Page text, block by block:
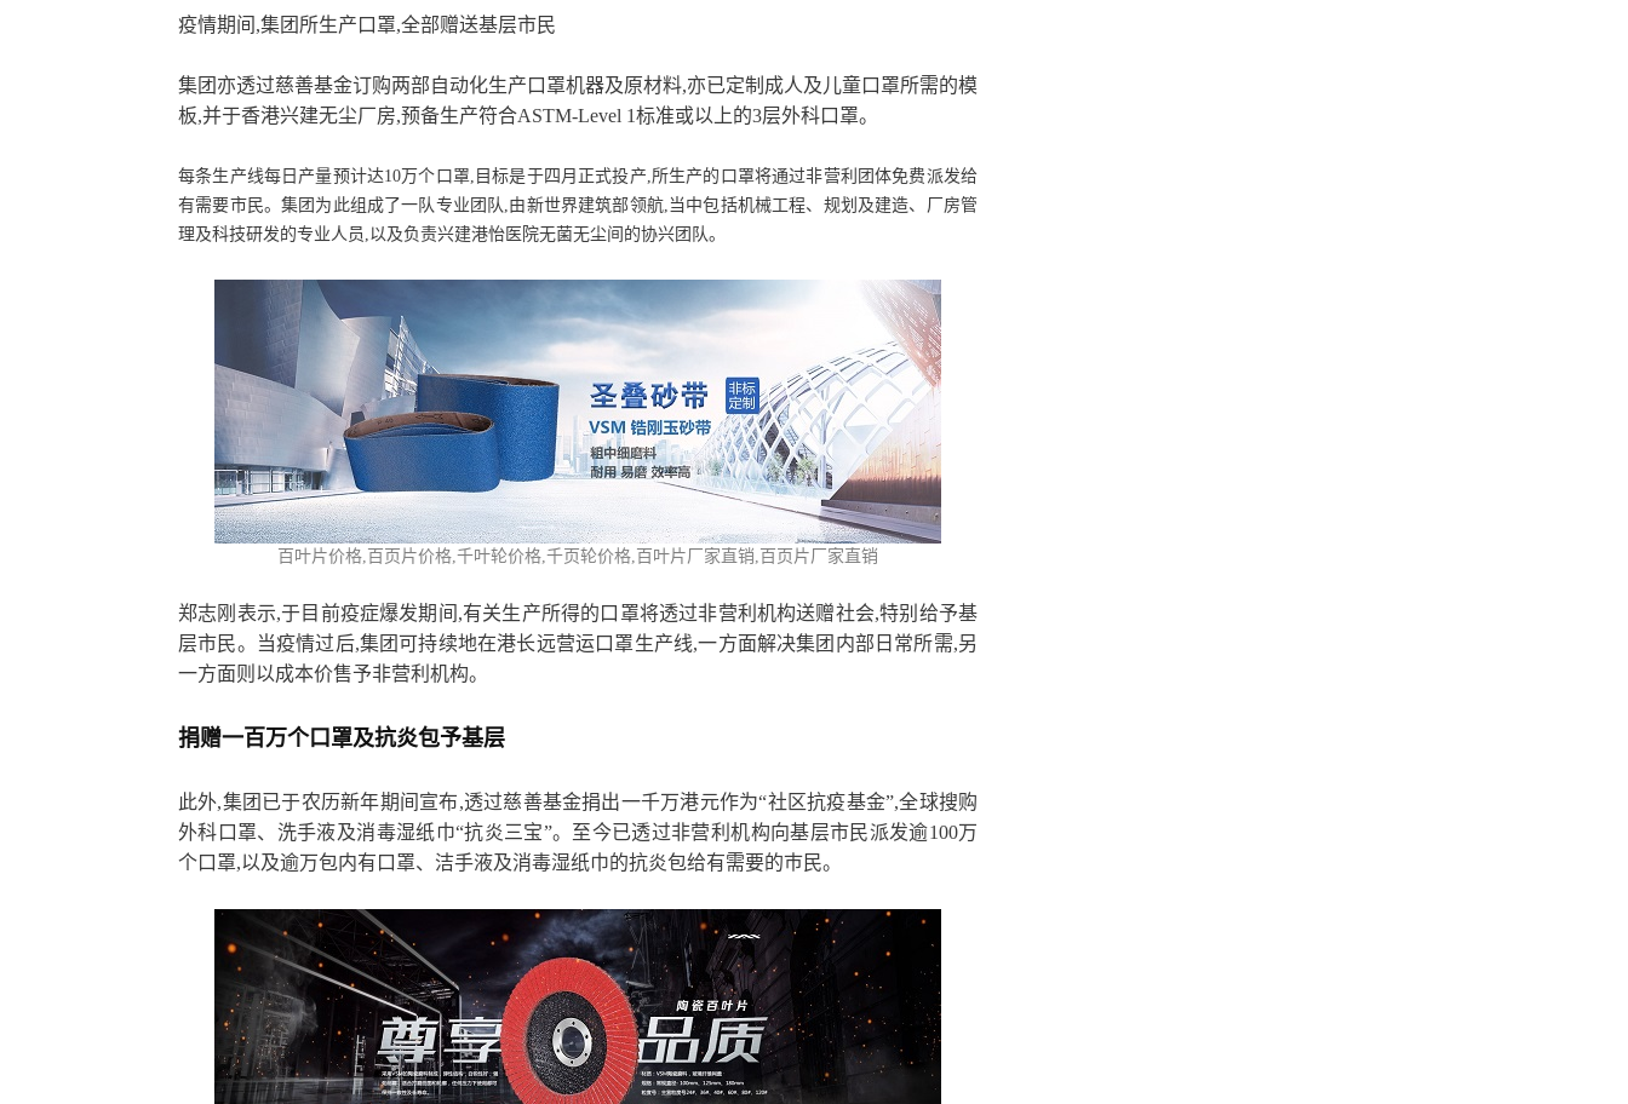
疫情期间,集团所生产口罩,全部赠送基层市民
集团亦透过慈善基金订购两部自动化生产口罩机器及原材料,亦已定制成人及儿童口罩所需的模
板,并于香港兴建无尘厂房,预备生产符合ASTM-Level 1标准或以上的3层外科口罩。
每条生产线每日产量预计达10万个口罩,目标是于四月正式投产,所生产的口罩将通过非营利团体免费派发给
有需要市民。集团为此组成了一队专业团队,由新世界建筑部领航,当中包括机械工程、规划及建造、厂房管
理及科技研发的专业人员,以及负责兴建港怡医院无菌无尘间的协兴团队。
百叶片价格,百页片价格,千叶轮价格,千页轮价格,百叶片厂家直销,百页片厂家直销
郑志刚表示,于目前疫症爆发期间,有关生产所得的口罩将透过非营利机构送赠社会,特别给予基
层市民。当疫情过后,集团可持续地在港长远营运口罩生产线,一方面解决集团内部日常所需,另
一方面则以成本价售予非营利机构。
捐赠一百万个口罩及抗炎包予基层
此外,集团已于农历新年期间宣布,透过慈善基金捐出一千万港元作为“社区抗疫基金”,全球搜购
外科口罩、洗手液及消毒湿纸巾“抗炎三宝”。至今已透过非营利机构向基层市民派发逾100万
个口罩,以及逾万包内有口罩、洁手液及消毒湿纸巾的抗炎包给有需要的巿民。